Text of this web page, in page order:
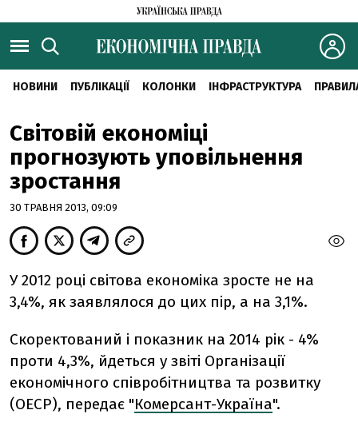
НОВИНИ ПУБЛІКАЦІЇ КОЛОНКИ ІНФРАСТРУКТУРА
Світовій економіці
прогнозують уповільнення
зростання
30 ТРАВНЯ 2013, 09:09
У 2012 році світова економіка зросте не на
3,4%, як заявлялося до цих пір, а на 3,1%.
Скоректований і показник на 2014 рік - 4%
проти 4,3%, йдеться у звіті Організації
економічного співробітництва та розвитку
(ОЕСР), передає "Комерсант-Україна".